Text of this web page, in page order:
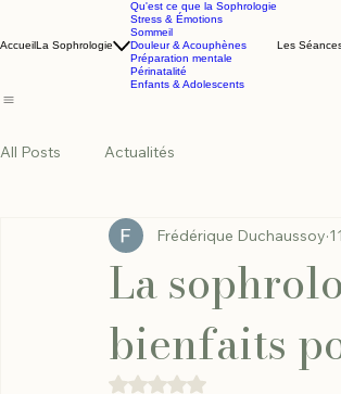
AccueilLa Sophrologie
Qu'est ce que la Sophrologie
Stress & Émotions
Sommeil
Douleur & Acouphènes
Préparation mentale
Périnatalité
Enfants & Adolescents
Les
All Posts Actualités
La
bienfaits
Frédérique Duchaussoy
Noté NaN étoiles sur 5.